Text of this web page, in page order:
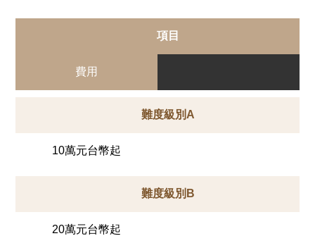
項目
費用
難度級別A
10萬元台幣起
難度級別B
20萬元台幣起